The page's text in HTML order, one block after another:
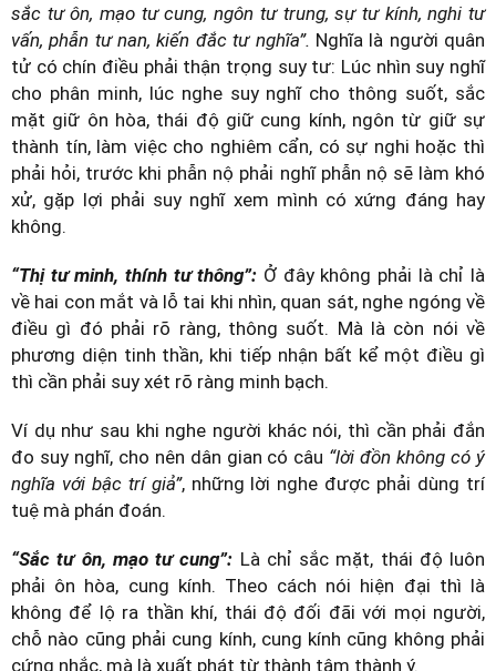
sắc tư ôn, mạo tư cung, ngôn tư trung, sự tư kính, nghi tư
vấn, phẫn tư nan, kiến đắc tư nghĩa”. Nghĩa là người quân
tử có chín điều phải thận trọng suy tư: Lúc nhìn suy nghĩ
cho phân minh, lúc nghe suy nghĩ cho thông suốt, sắc
mặt giữ ôn hòa, thái độ giữ cung kính, ngôn từ giữ sự
thành tín, làm việc cho nghiêm cẩn, có sự nghi hoặc thì
phải hỏi, trước khi phẫn nộ phải nghĩ phẫn nộ sẽ làm khó
xử, gặp lợi phải suy nghĩ xem mình có xứng đáng hay
không.
“Thị tư minh, thính tư thông”: Ở đây không phải là chỉ là
về hai con mắt và lỗ tai khi nhìn, quan sát, nghe ngóng về
điều gì đó phải rõ ràng, thông suốt. Mà là còn nói về
phương diện tinh thần, khi tiếp nhận bất kể một điều gì
thì cần phải suy xét rõ ràng minh bạch.
Ví dụ như sau khi nghe người khác nói, thì cần phải đắn
đo suy nghĩ, cho nên dân gian có câu “lời đồn không có ý
nghĩa với bậc trí giả”, những lời nghe được phải dùng trí
tuệ mà phán đoán.
“Sắc tư ôn, mạo tư cung”: Là chỉ sắc mặt, thái độ luôn
phải ôn hòa, cung kính. Theo cách nói hiện đại thì là
không để lộ ra thần khí, thái độ đối đãi với mọi người,
chỗ nào cũng phải cung kính, cung kính cũng không phải
cứng nhắc, mà là xuất phát từ thành tâm thành ý.